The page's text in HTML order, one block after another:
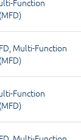
Function
, Multi-Function
Function